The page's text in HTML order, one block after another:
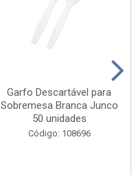
Garfo Descartável para
Sobremesa Branca Junco
50 unidades
Código: 108696